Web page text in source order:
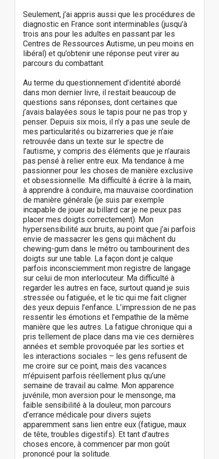
Seulement, j’ai appris aussi que les procédures de
diagnostic en France sont interminables (jusqu’à
trois ans pour les adultes en passant par les
Centres de Ressources Autisme, un peu moins en
libéral) et qu’obtenir une réponse peut virer au
parcours du combattant.
Au terme du questionnement d’identité abordé
dans mon dernier livre, il restait beaucoup de
questions sans réponses, dont certaines que
j’avais balayées sous le tapis pour ne pas trop y
penser. Depuis six mois, il n’y a pas une seule de
mes particularités ou bizarreries que je n’aie
retrouvée dans un texte sur le spectre de
l’autisme, y compris des éléments que je n’aurais
pas pensé à relier entre eux. Ma tendance à me
passionner pour les choses de manière exclusive
et obsessionnelle. Ma difficulté à écrire à la main,
à apprendre à conduire, ma mauvaise coordination
de manière générale (je suis par exemple
incapable de jouer au billard car je ne peux pas
placer mes doigts correctement). Mon
hypersensibilité aux bruits, au point que j’ai parfois
envie de massacrer les gens qui mâchent du
chewing-gum dans le métro ou tambourinent des
doigts sur une table. La façon dont je calque
parfois inconsciemment mon registre de langage
sur celui de mon interlocuteur. Ma difficulté à
regarder les autres en face, surtout quand je suis
stressée ou fatiguée, et le tic qui me fait cligner
des yeux depuis l’enfance. L’impression de ne pas
ressentir les émotions et l’empathie de la même
manière que les autres. La fatigue chronique qui a
pris tellement de place dans ma vie ces dernières
années et semble provoquée par les sorties et
les interactions sociales – les gens refusent de
me croire sur ce point, mais des vacances
m’épuisent parfois réellement plus qu’une
semaine de travail au calme. Mon apparence
juvénile, mon aversion pour le mensonge, ma
faible sensibilité à la douleur, mon parcours
d’errance médicale pour divers sujets
apparemment sans lien entre eux (fatigue, maux
de tête, troubles digestifs). Et tant d’autres
choses encore, à commencer par mon goût
prononcé pour la solitude.